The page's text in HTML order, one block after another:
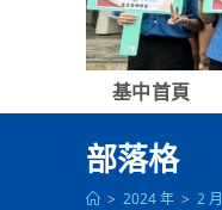
基中首頁
部落格
> 2024 年 > 2 月